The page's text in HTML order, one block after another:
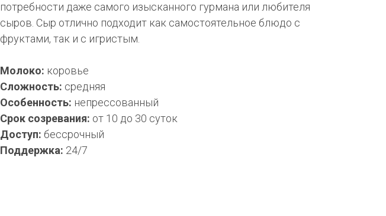
потребности даже самого изысканного гурмана или любителя
сыров. Сыр отлично подходит как самостоятельное блюдо с
фруктами, так и с игристым.
Молоко: коровье
Сложность: средняя
Особенность: непрессованный
Срок созревания: от 10 до 30 суток
Доступ: бессрочный
Поддержка: 24/7